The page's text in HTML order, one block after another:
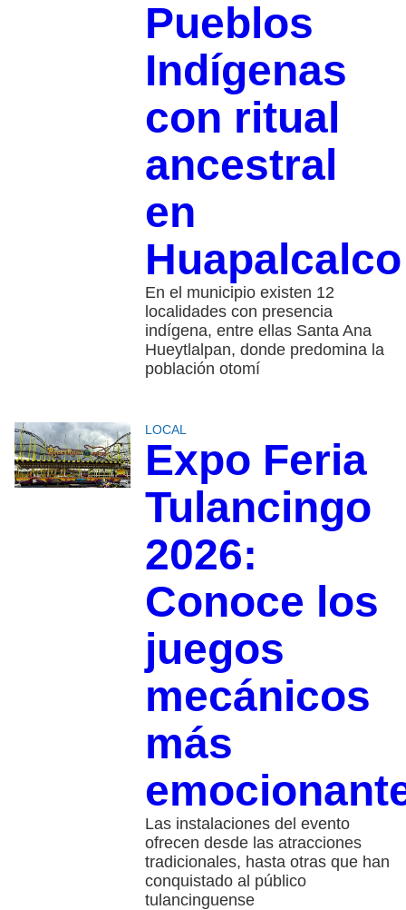
Pueblos
Indígenas
con ritual
ancestral
en
Huapalcalco
En el municipio existen 12
localidades con presencia
indígena, entre ellas Santa Ana
Hueytlalpan, donde predomina la
población otomí
LOCAL
Expo Feria
Tulancingo
2026:
Conoce los
juegos
mecánicos
más
Las instalaciones del evento
ofrecen desde las atracciones
tradicionales, hasta otras que han
conquistado al público
tulancinguense